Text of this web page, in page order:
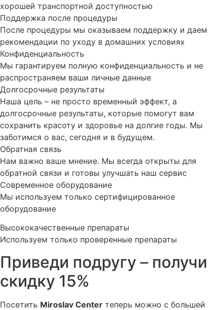
хорошей транспортной доступностью
Поддержка после процедуры
После процедуры мы оказываем поддержку и даем
рекомендации по уходу в домашних условиях
Конфиденциальность
Мы гарантируем полную конфиденциальность и не
распространяем ваши личные данные
Долгосрочные результаты
Наша цель – не просто временный эффект, а
долгосрочные результаты, которые помогут вам
сохранить красоту и здоровье на долгие годы. Мы
заботимся о вас, сегодня и в будущем.
Обратная связь
Нам важно ваше мнение. Мы всегда открыты для
обратной связи и готовы улучшать наш сервис
Современное оборудование
Мы используем только сертифицированное
оборудование
Высококачественные препараты
Используем только проверенные препараты
Приведи подругу – получи
скидку 15%
Посетить Miroslav Сenter теперь можно с большей